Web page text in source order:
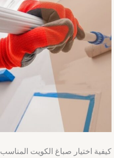
كيفية اختيار صباغ الكويت المناسب